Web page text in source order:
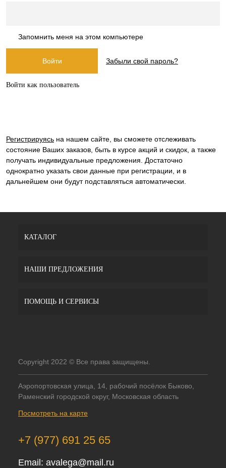
Запомнить меня на этом компьютере
Забыли свой пароль?
Войти как пользователь
Регистрируясь на нашем сайте, вы сможете отслеживать
состояние Ваших заказов, быть в курсе акций и скидок, а также
получать индивидуальные предложения. Достаточно
однократно указать свои данные при регистрации, и в
дальнейшем они будут подставляться автоматически.
КАТАЛОГ
НАШИ ПРЕДЛОЖЕНИЯ
ПОМОЩЬ И СЕРВИСЫ
Copyright 2022 © Все права защищены.
Аэропортовская улица, 14, рабочий посёлок Быково,
Раменский городской округ, Московская область
Посмотреть на карте
+7 (977) 691 25 65
Email: avalega@mail.ru